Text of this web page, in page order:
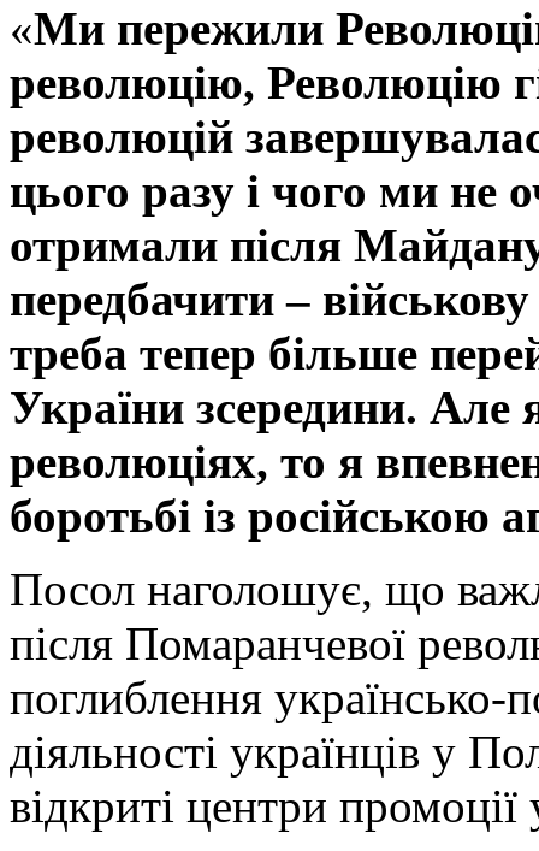
«Ми пережили
революцію, Революцію
революцій
цього разу і чого ми не
отримали після
передбачити –
треба тепер більше
України зсередини.
революціях, то я
боротьбі із російською
Посол наголошує, що
після Помаранчевої
поглиблення українсько-
діяльності українців у
відкриті центри промоції